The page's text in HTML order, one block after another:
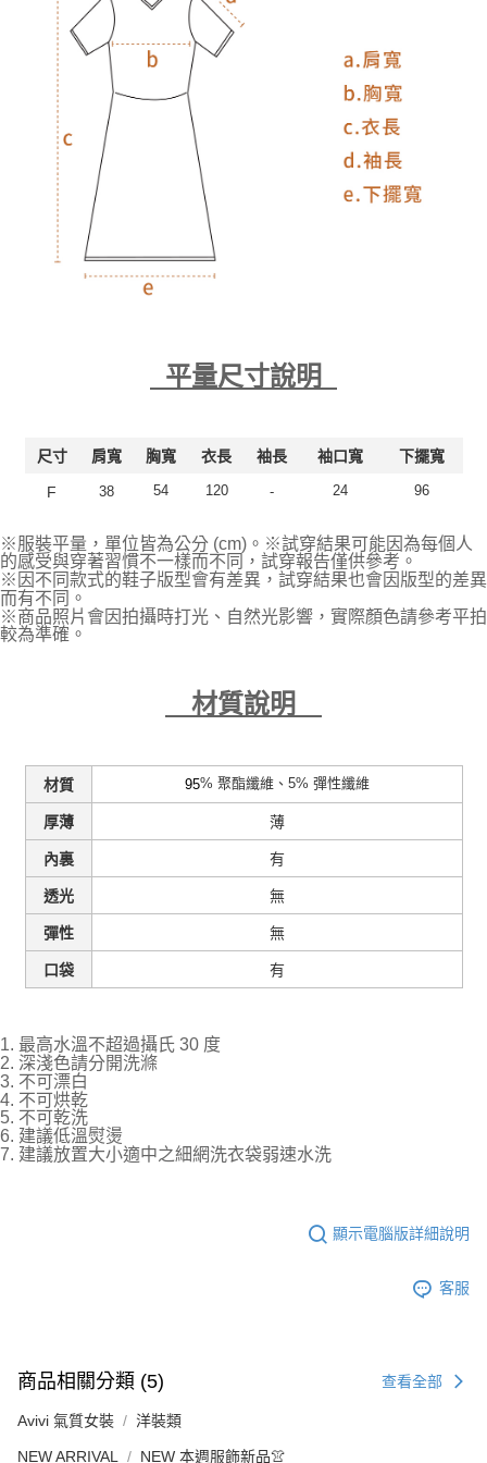
平量尺寸說明
尺寸 肩寬 胸寬 衣長 袖長 袖口寬 下擺寬
F 38 54 120 - 24 96
※服裝平量，單位皆為公分 (cm)。※試穿結果可能因為每個人
的感受與穿著習慣不一樣而不同，試穿報告僅供參考。
※因不同款式的鞋子版型會有差異，試穿結果也會因版型的差異
而有不同。
※商品照片會因拍攝時打光、自然光影響，實際顏色請參考平拍
較為準確。
材質說明
材質 95% 聚酯纖維、5% 彈性纖維
厚薄 薄
內裏 有
透光 無
彈性 無
口袋 有
1. 最高水溫不超過攝氏 30 度
2. 深淺色請分開洗滌
3. 不可漂白
4. 不可烘乾
5. 不可乾洗
6. 建議低溫熨燙
7. 建議放置大小適中之細網洗衣袋弱速水洗
顯示電腦版詳細說明
客服
商品相關分類 (5) 查看全部
Avivi 氣質女裝 洋裝類
NEW ARRIVAL NEW 本週服飾新品👚